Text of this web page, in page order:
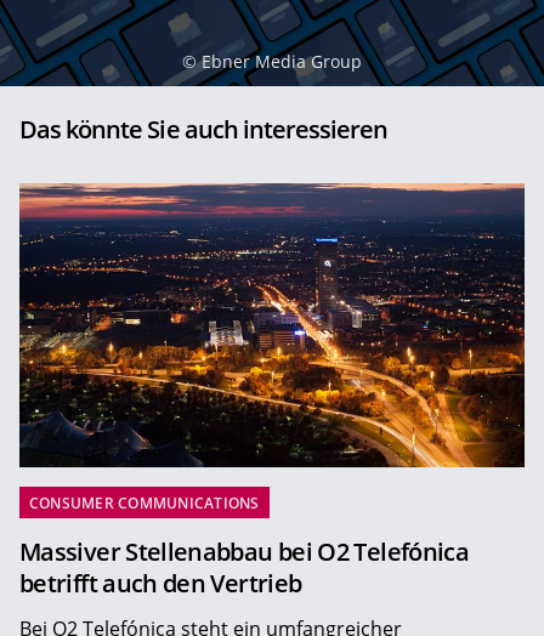
© Ebner Media Group
Das könnte Sie auch interessieren
CONSUMER COMMUNICATIONS
Massiver Stellenabbau bei O2 Telefónica
betrifft auch den Vertrieb
Bei O2 Telefónica steht ein umfangreicher